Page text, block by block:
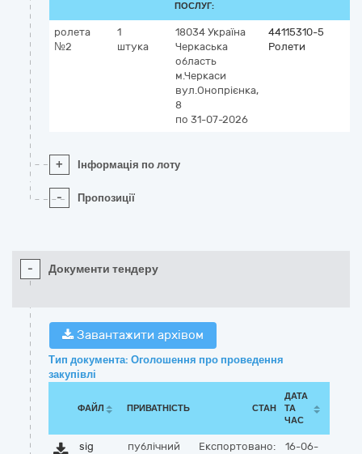
ПОСЛУГ:
ролета
№2
1
штука
18034 Україна
Черкаська
область
м.Черкаси
вул.Онопрієнка,
8
по 31-07-2026
44115310-5
Ролети
+ Інформація по лоту
- Пропозиції
- Документи тендеру
Завантажити архівом
Тип документа: Оголошення про проведення
закупівлі
ФАЙЛ ПРИВАТНІСТЬ СТАН
ДАТА
ТА
ЧАС
sig
публічний Експортовано:
16-06-